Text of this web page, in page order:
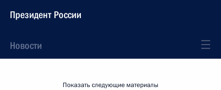
Президент России
Новости
Показать следующие материалы